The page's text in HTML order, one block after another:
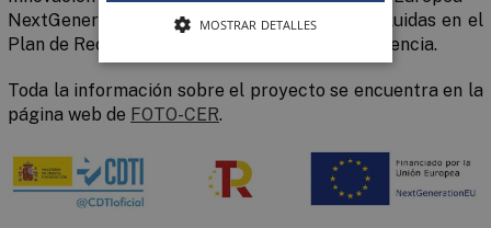
NextGenerationEU - mediante las medidas incluidas en el
Plan de Recuperación, Transformación y Resiliencia.
Toda la información sobre el proyecto se encuentra en la
página web de FOTO-CER.
MOSTRAR DETALLES